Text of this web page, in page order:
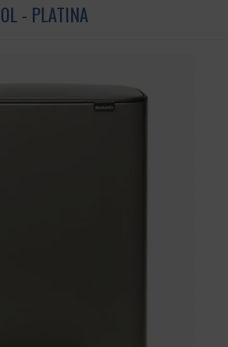
- PLATINA